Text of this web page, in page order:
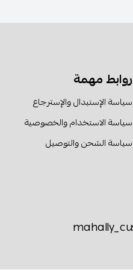
روابط مهمة
سياسة الإستبدال والإسترجاع
سياسة الاستخدام والخصوصية
سياسة الشحن والتوصيل